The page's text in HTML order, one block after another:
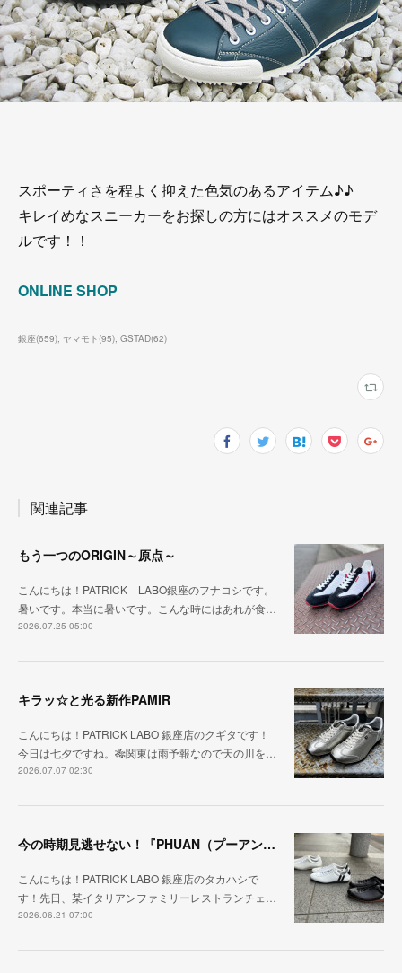
スポーティさを程よく抑えた色気のあるアイテム♪♪
キレイめなスニーカーをお探しの方にはオススメのモデ
ルです！！
ONLINE SHOP
銀座(659) ヤマモト(95) GSTAD(62)
関連記事
もう一つのORIGIN～原点～
こんにちは！PATRICK LABO銀座のフナコシです。
暑いです。本当に暑いです。こんな時にはあれが食…
2026.07.25 05:00
キラッ☆と光る新作PAMIR
こんにちは！PATRICK LABO 銀座店のクギタです！
今日は七夕ですね。🎋関東は雨予報なので天の川を…
2026.07.07 02:30
今の時期見逃せない！『PHUAN（プーアン）』
こんにちは！PATRICK LABO 銀座店のタカハシで
す！先日、某イタリアンファミリーレストランチェ…
2026.06.21 07:00